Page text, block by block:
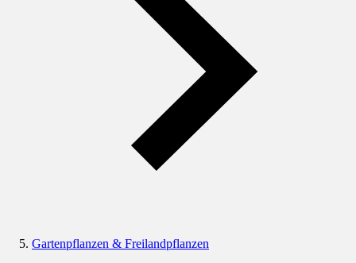
Gartenpflanzen & Freilandpflanzen